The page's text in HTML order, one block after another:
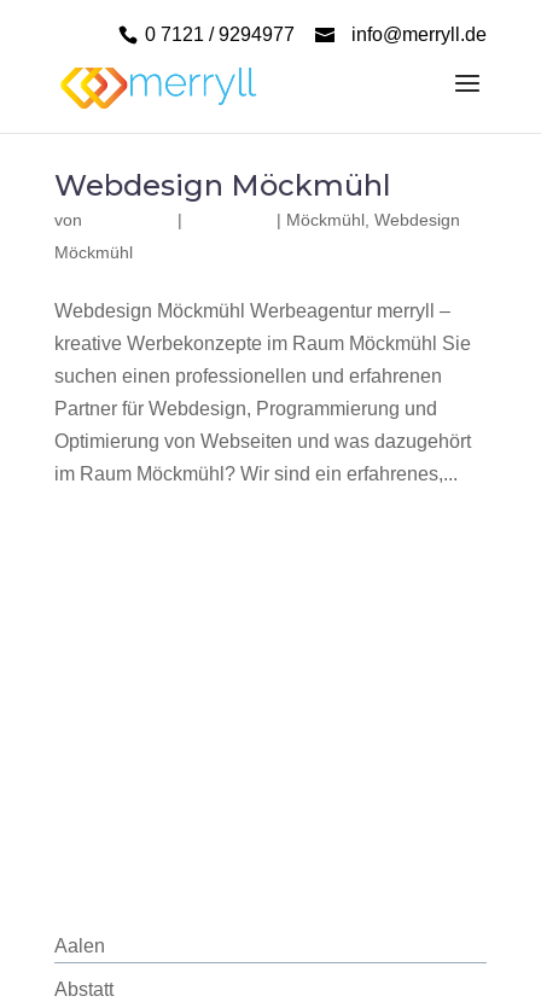
0 7121 / 9294977 info@merryll.de
Webdesign Möckmühl
von | | Möckmühl, Webdesign
Möckmühl
Webdesign Möckmühl Werbeagentur merryll –
kreative Werbekonzepte im Raum Möckmühl Sie
suchen einen professionellen und erfahrenen
Partner für Webdesign, Programmierung und
Optimierung von Webseiten und was dazugehört
im Raum Möckmühl? Wir sind ein erfahrenes,...
Aalen
Abstatt